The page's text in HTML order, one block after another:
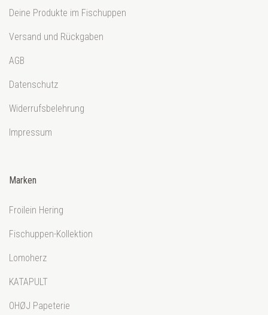
Deine Produkte im Fischuppen
Versand und Rückgaben
AGB
Datenschutz
Widerrufsbelehrung
Impressum
Marken
Froilein Hering
Fischuppen-Kollektion
Lomoherz
KATAPULT
OHØJ Papeterie